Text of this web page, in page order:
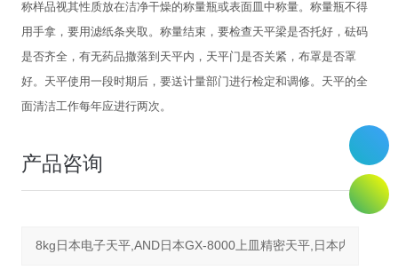
称样品视其性质放在洁净干燥的称量瓶或表面皿中称量。称量瓶不得
用手拿，要用滤纸条夹取。称量结束，要检查天平梁是否托好，砝码
是否齐全，有无药品撒落到天平内，天平门是否关紧，布罩是否罩
好。天平使用一段时期后，要送计量部门进行检定和调修。天平的全
面清洁工作每年应进行两次。
产品咨询